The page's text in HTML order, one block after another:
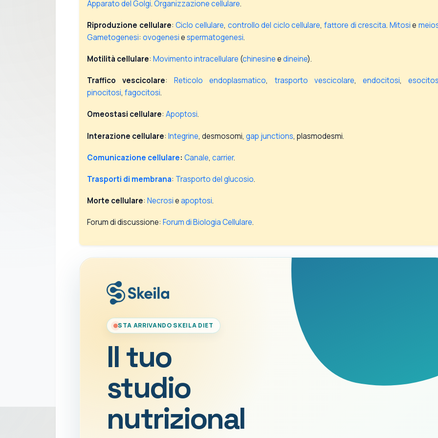
Apparato del Golgi.Organizzazione cellulare.
Riproduzione cellulare:Ciclo cellulare, controllo del ciclo cellulare, fattore di crescita. Mitosie
Gametogenesi: ovogenesiespermatogenesi.
Motilità cellulare: Movimento intracellulare (chinesineedineine).
Traffico vescicolare:Reticolo endoplasmatico, trasporto vescicolare, endocitosi,
pinocitosi, fagocitosi.
Omeostasi cellulare: Apoptosi.
Interazione cellulare: Integrine, desmosomi, gap junctions, plasmodesmi.
Comunicazione cellulare: Canale, carrier.
Trasporti di membrana: Trasporto del glucosio.
Morte cellulare: Necrosieapoptosi.
Forum di discussione: Forum di Biologia Cellulare.
STA ARRIVANDO SKEILA DIET
Il tuo
studio
nutrizional